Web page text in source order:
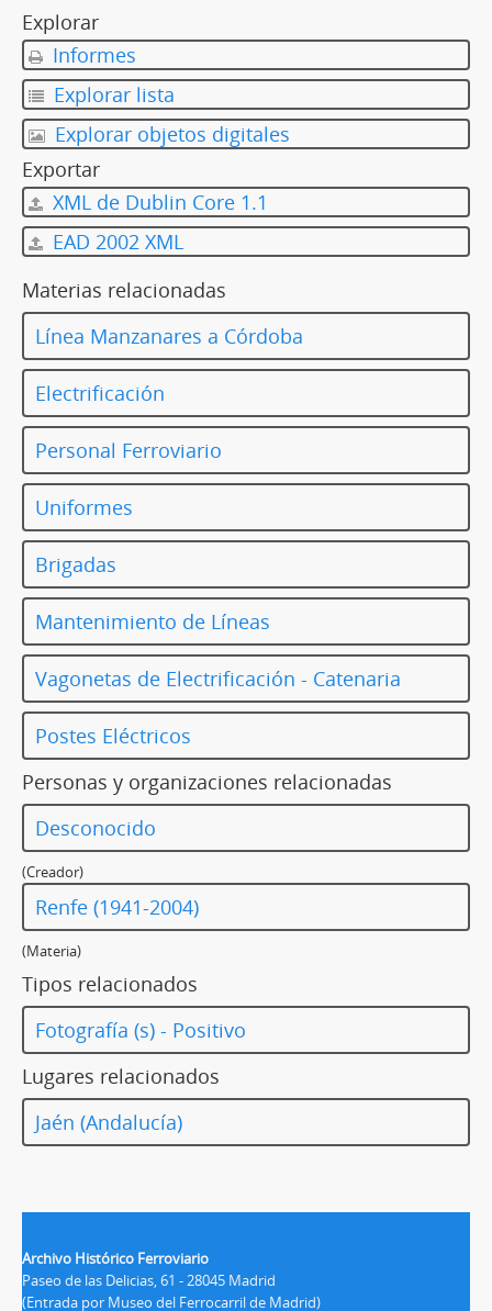
Explorar
Informes
Explorar lista
Explorar objetos digitales
Exportar
XML de Dublin Core 1.1
EAD 2002 XML
Materias relacionadas
Línea Manzanares a Córdoba
Electrificación
Personal Ferroviario
Uniformes
Brigadas
Mantenimiento de Líneas
Vagonetas de Electrificación - Catenaria
Postes Eléctricos
Personas y organizaciones relacionadas
Desconocido
(Creador)
Renfe (1941-2004)
(Materia)
Tipos relacionados
Fotografía (s) - Positivo
Lugares relacionados
Jaén (Andalucía)
Archivo Histórico Ferroviario
Paseo de las Delicias, 61 - 28045 Madrid
(Entrada por Museo del Ferrocarril de Madrid)